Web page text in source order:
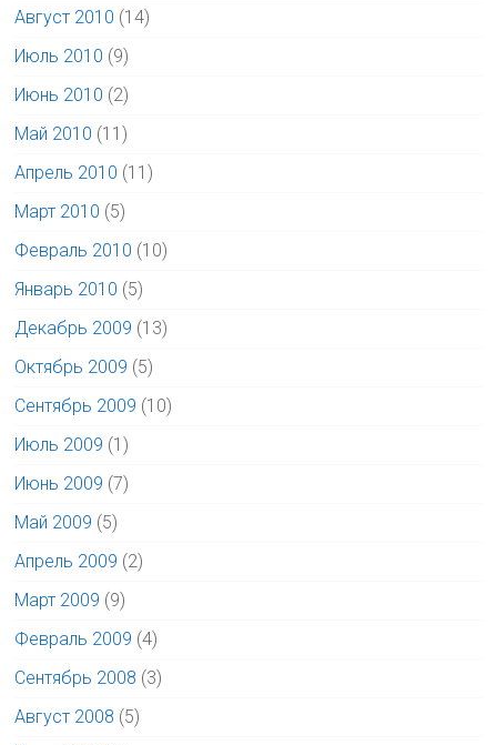
Август 2010 (14)
Июль 2010 (9)
Июнь 2010 (2)
Май 2010 (11)
Апрель 2010 (11)
Март 2010 (5)
Февраль 2010 (10)
Январь 2010 (5)
Декабрь 2009 (13)
Октябрь 2009 (5)
Сентябрь 2009 (10)
Июль 2009 (1)
Июнь 2009 (7)
Май 2009 (5)
Апрель 2009 (2)
Март 2009 (9)
Февраль 2009 (4)
Сентябрь 2008 (3)
Август 2008 (5)